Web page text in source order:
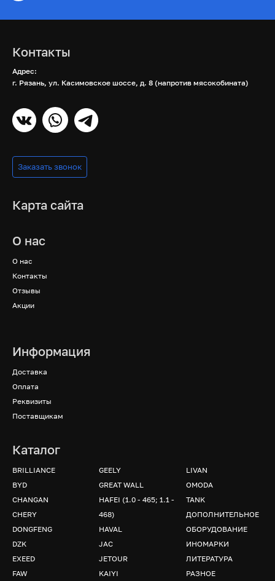
Контакты
Адрес:
г. Рязань, ул. Касимовское шоссе, д. 8 (напротив мясокобината)
Заказать звонок
Карта сайта
О нас
О нас
Контакты
Отзывы
Акции
Информация
Доставка
Оплата
Реквизиты
Поставщикам
Каталог
BRILLIANCE
BYD
CHANGAN
CHERY
DONGFENG
DZK
EXEED
FAW
GEELY
GREAT WALL
HAFEI (1.0 - 465; 1.1 -
468)
HAVAL
JAC
JETOUR
KAIYI
LIVAN
OMODA
TANK
ДОПОЛНИТЕЛЬНОЕ
ОБОРУДОВАНИЕ
ИНОМАРКИ
ЛИТЕРАТУРА
РАЗНОЕ